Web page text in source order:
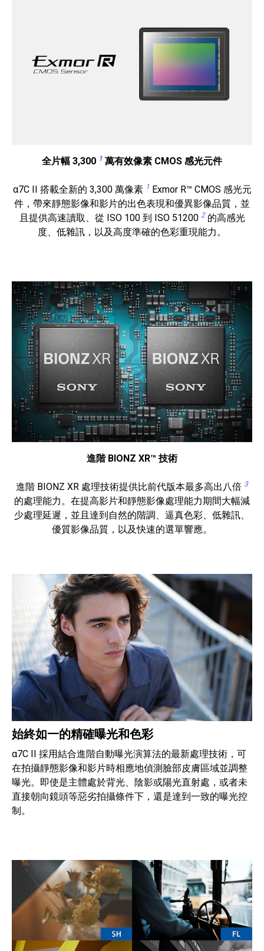
全片幅 3,300 1 萬有效像素 CMOS 感光元件
α7C II 搭載全新的 3,300 萬像素 1 Exmor R™ CMOS 感光元
件，帶來靜態影像和影片的出色表現和優異影像品質，並
且提供高速讀取、從 ISO 100 到 ISO 51200 2的高感光
度、低雜訊，以及高度準確的色彩重現能力。
進階 BIONZ XR™ 技術
進階 BIONZ XR 處理技術提供比前代版本最多高出八倍 3
的處理能力。在提高影片和靜態影像處理能力期間大幅減
少處理延遲，並且達到自然的階調、逼真色彩、低雜訊、
優質影像品質，以及快速的選單響應。
始終如一的精確曝光和色彩
α7C II 採用結合進階自動曝光演算法的最新處理技術，可
在拍攝靜態影像和影片時相應地偵測臉部皮膚區域並調整
曝光。即使是主體處於背光、陰影或陽光直射處，或者未
直接朝向鏡頭等惡劣拍攝條件下，還是達到一致的曝光控
制。